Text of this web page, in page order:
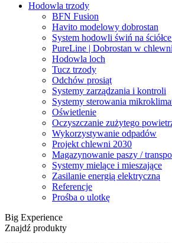
Hodowla trzody
BFN Fusion
Havito modelowy dobrostan
System hodowli świń na
PureLine | Dobrostan w chlewni
Hodowla loch
Tucz trzody
Odchów prosiąt
Systemy zarządzania i kontroli
Systemy sterowania
Oświetlenie
Oczyszczanie zużytego
Wykorzystywanie odpadów
Projekt chlewni 2030
Magazynowanie paszy /
Systemy mielące i mieszające
Zasilanie energią elektryczną
Referencje
Prośba o ulotkę
Big Experience
Znajdź produkty